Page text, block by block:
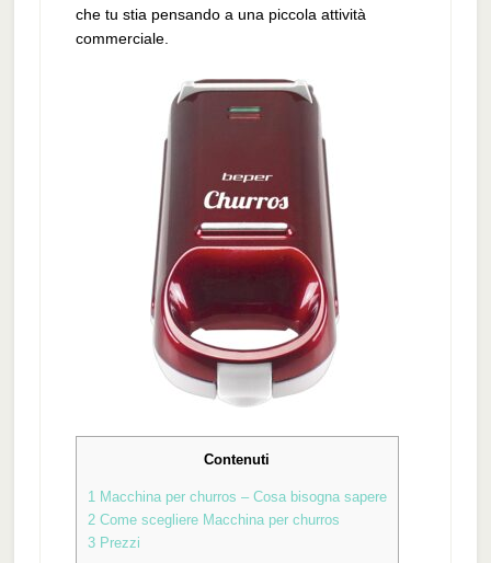
che tu stia pensando a una piccola attività
commerciale.
Contenuti
1Macchina per churros​ – Cosa bisogna sapere
2Come scegliere Macchina per churros​
3Prezzi